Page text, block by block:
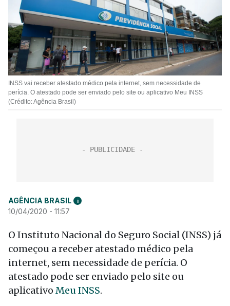
INSS vai receber atestado médico pela internet, sem necessidade de
perícia. O atestado pode ser enviado pelo site ou aplicativo Meu INSS
(Crédito: Agência Brasil)
AGÊNCIA BRASIL i
10/04/2020 - 11:57
O Instituto Nacional do Seguro Social (INSS) já
começou a receber atestado médico pela
internet, sem necessidade de perícia. O
atestado pode ser enviado pelo site ou
aplicativo Meu INSS.